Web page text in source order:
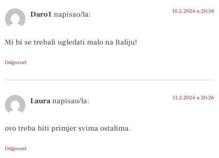
Daro1 napisao/la: 10.2.2024 u 20:34
Mi bi se trebali ugledati malo na Italiju!
Odgovori
Laura napisao/la: 11.2.2024 u 20:26
ovo treba biti primjer svima ostalima.
Odgovori